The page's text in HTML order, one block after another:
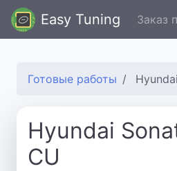
Easy Tuning Заказ
Готовые работы
Hyundai
CU